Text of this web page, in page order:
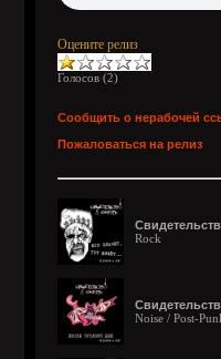
Оцените релиз
Голосов (2)
Сообщить о нерабочей
Пожаловаться на релиз
Rock
Noise / Post-